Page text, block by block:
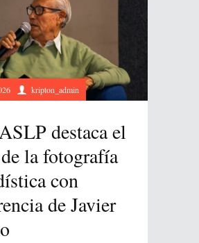
kripton_admin
destaca el
la fotografía
con
de Javier